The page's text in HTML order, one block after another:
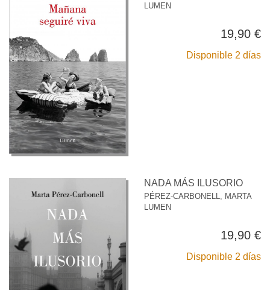
LUMEN
19,90 €
Disponible 2 días
NADA MÁS ILUSORIO
PÉREZ-CARBONELL, MARTA
LUMEN
19,90 €
Disponible 2 días